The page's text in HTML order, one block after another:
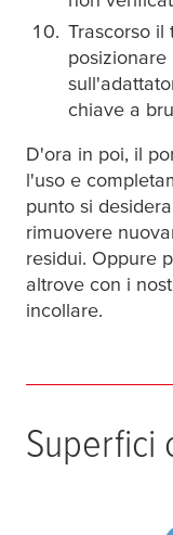
Trascorso il
chiave a
D'ora in poi, il
l'uso e
punto si
rimuovere
residui. Oppure
altrove con i
incollare.
Superfici